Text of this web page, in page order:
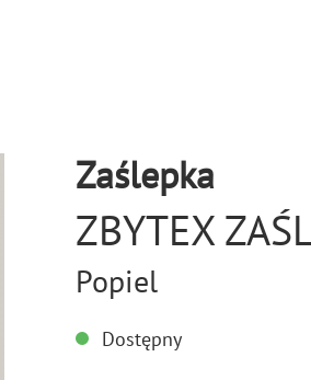
Zaślepka
ZBYTEX
Popiel
Dostępny